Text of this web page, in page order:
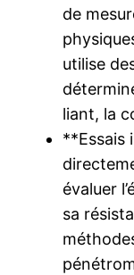
de
utilise
liant, la
**Essais
évaluer
sa